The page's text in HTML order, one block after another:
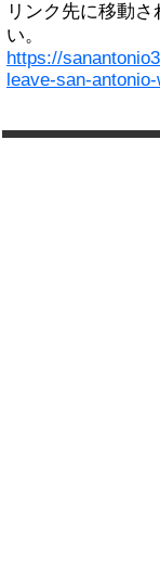
リンク先に移動
い。
https://
leave-san-